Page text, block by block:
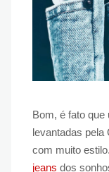
Bom, é fato que
levantadas pela
com muito
jeans dos